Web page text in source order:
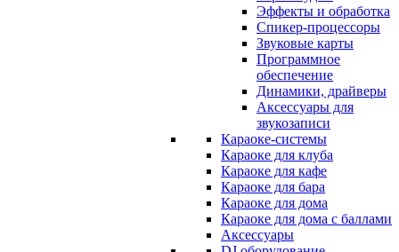
Эффекты и обработка
Спикер-процессоры
Звуковые карты
Программное
обеспечение
Динамики, драйверы
Аксессуары для
звукозаписи
Караоке-системы
Караоке для клуба
Караоке для кафе
Караоке для бара
Караоке для дома
Караоке для дома с баллами
Аксессуары